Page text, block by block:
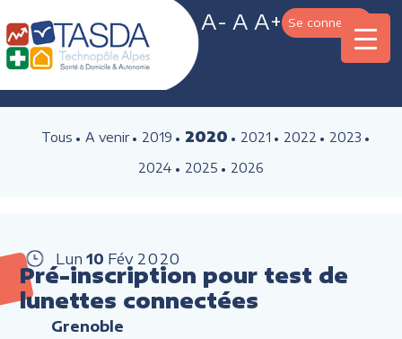
A- A A+ Se connecter
Tous A venir 2019 2020 2021 2022
2023
2024
2025 2026
Lun 10 Fév 2020
Pré-inscription pour test de
lunettes connectées
Grenoble